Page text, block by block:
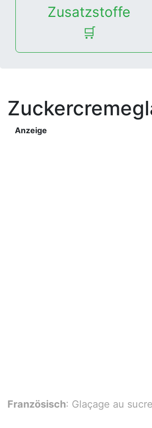
Zusatzstoffe
🛒
Anzeige
Französisch: Glaçage au